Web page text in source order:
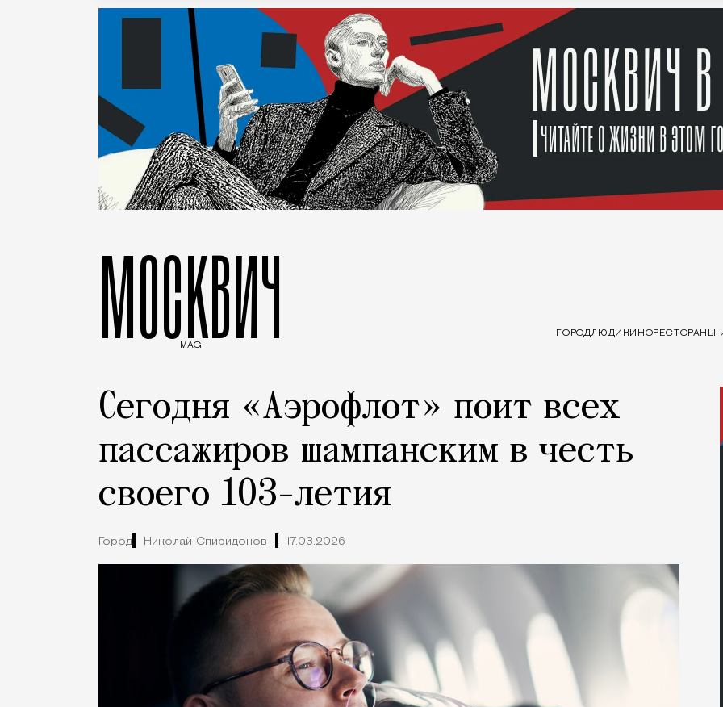
МОСКВИЧ
MAG
ГОРОДЛЮДИ КИНОРЕСТОРАНЫ
Сегодня «Аэрофлот» поит всех
пассажиров шампанским в честь
своего 103-летия
Город Николай Спиридонов 17.03.2026